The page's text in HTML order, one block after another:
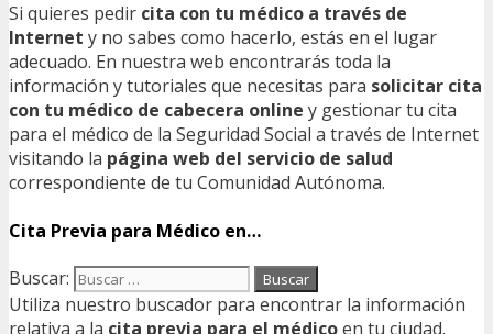
Si quieres pedir cita con tu médico a través de
Internet y no sabes como hacerlo, estás en el lugar
adecuado. En nuestra web encontrarás toda la
información y tutoriales que necesitas para solicitar cita
con tu médico de cabecera online y gestionar tu cita
para el médico de la Seguridad Social a través de Internet
visitando la página web del servicio de salud
correspondiente de tu Comunidad Autónoma.
Cita Previa para Médico en…
Buscar:
Utiliza nuestro buscador para encontrar la información
relativa a la cita previa para el médicoen tu ciudad.